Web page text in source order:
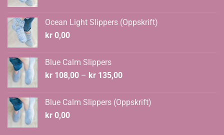
kr 124,00.kr 108,00.
Ocean Light Slippers (Oppskrift)
kr 0,00
Blue Calm Slippers
kr 108,00 – kr 135,00Prisområde:
kr 135,00
Blue Calm Slippers (Oppskrift)
kr 0,00